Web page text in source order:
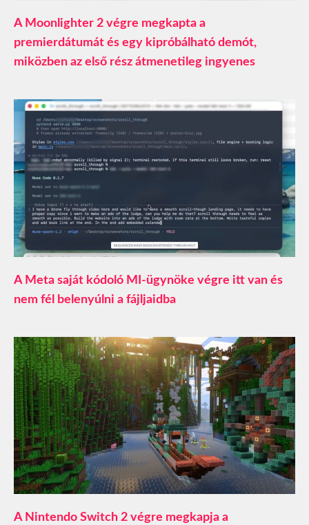
A Moonlighter 2 végre megkapta a
premierdátumát és egy kipróbálható demót,
miközben az első rész átmenetileg ingyenes
A Meta saját kódoló MI-ügynöke végre itt van és
nem fél belenyúlni a fájljaidba
A Nintendo Switch 2 végre megkapja a